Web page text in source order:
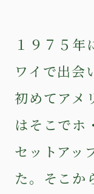
１９７５年
ワイで出会
初めてアメ
はそこでホ
セットアッ
た。そこか